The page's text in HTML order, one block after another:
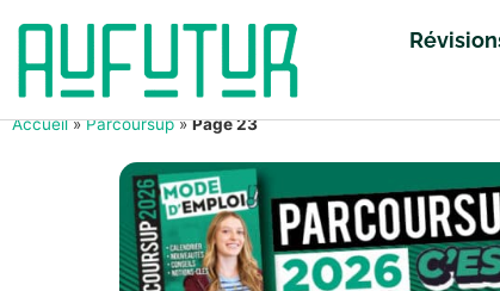
Accueil»Parcoursup»Page 23